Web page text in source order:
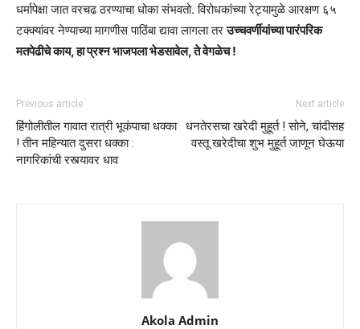
धर्मापेक्षा जात वरचढ ठरण्याचा धोका संभवतो. विरोधकांच्या रेट्यामुळे आरक्षण ६५
टक्क्यांवर नेण्याच्या मागणीस पाठिंबा द्यावा लागला तरउच्चवर्णीयांच्या पारंपरिक
मतपेढीचे काय, हा प्रश्न भाजपला भेडसावेल, ते वेगळेच !
Previous article
हिंगोलीतील गावात रात्री भूकंपाचा धक्का
! तीन महिन्यात दुसरा धक्का :
नागरिकांची रस्त्यावर धाव
Next article
धनतेरसचा खरेदी मुहूर्त ! सोने, चांदीसह
वस्तू खरेदीचा शुभ मुहूर्त जाणून घेऊया
Akola Admin